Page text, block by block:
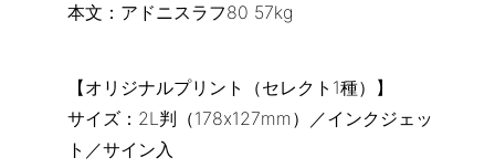
本文：アドニスラフ80 57kg
【オリジナルプリント（セレクト1種）】
サイズ：2L判（178x127mm）／インクジェッ
ト／サイン入